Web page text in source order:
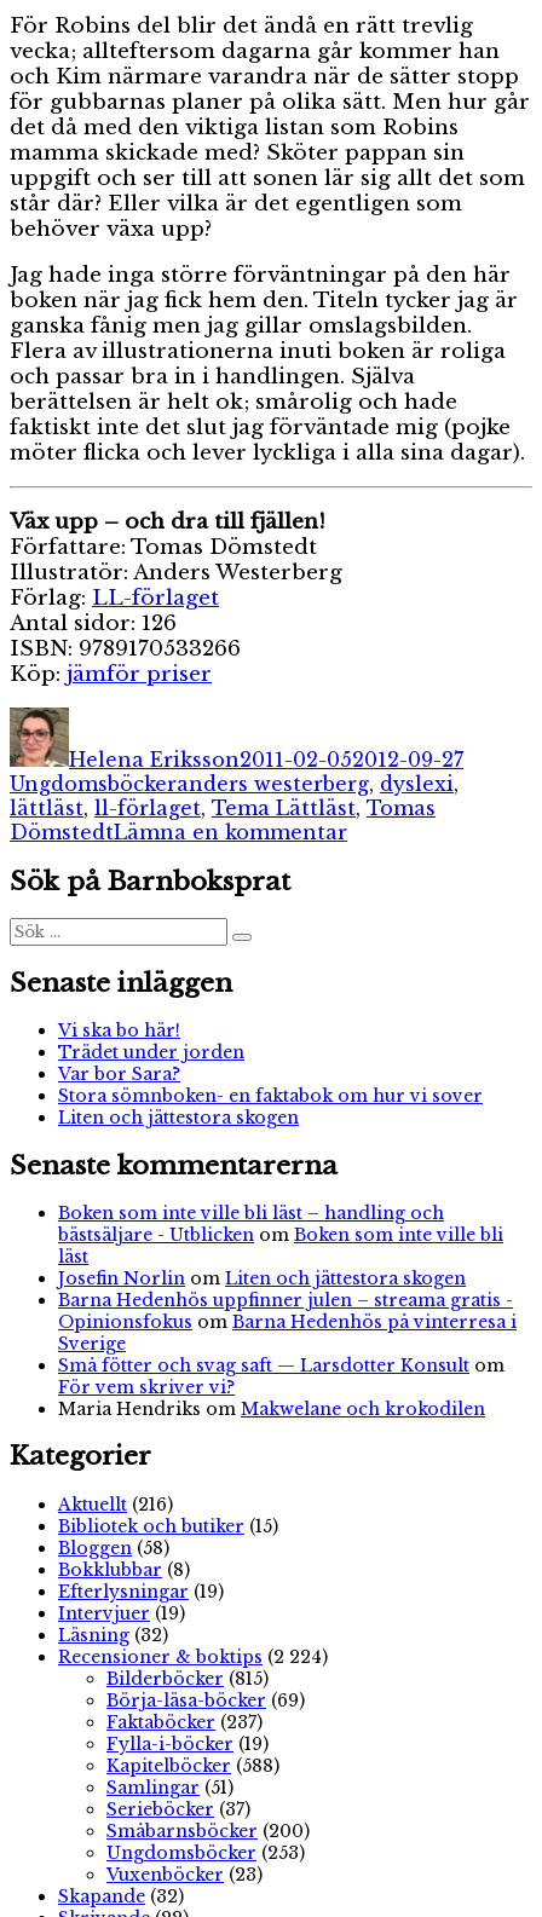
För Robins del blir det ändå en rätt trevlig
vecka; allteftersom dagarna går kommer han
och Kim närmare varandra när de sätter stopp
för gubbarnas planer på olika sätt. Men hur går
det då med den viktiga listan som Robins
mamma skickade med? Sköter pappan sin
uppgift och ser till att sonen lär sig allt det som
står där? Eller vilka är det egentligen som
behöver växa upp?
Jag hade inga större förväntningar på den här
boken när jag fick hem den. Titeln tycker jag är
ganska fånig men jag gillar omslagsbilden.
Flera av illustrationerna inuti boken är roliga
och passar bra in i handlingen. Själva
berättelsen är helt ok; smårolig och hade
faktiskt inte det slut jag förväntade mig (pojke
möter flicka och lever lyckliga i alla sina dagar).
Väx upp – och dra till fjällen!
Författare: Tomas Dömstedt
Illustratör: Anders Westerberg
Förlag: LL-förlaget
Antal sidor: 126
ISBN: 9789170533266
Köp: jämför priser
Författare
Helena Eriksson2011-02-052012-09-27
UngdomsböckerEtiketter
anders westerberg, dyslexi,
lättläst, ll-förlaget, Tema Lättläst, Tomas
DömstedtLämna en kommentartill
Sök på Barnboksprat
Sök
efter:
Sök
Senaste inläggen
Vi ska bo här!
Trädet under jorden
Var bor Sara?
Stora sömnboken- en faktabok om hur vi sover
Liten och jättestora skogen
Senaste kommentarerna
Boken som inte ville bli läst – handling och
bästsäljare - Utblicken om Boken som inte ville bli
läst
Josefin Norlin om Liten och jättestora skogen
Barna Hedenhös uppfinner julen – streama gratis -
Opinionsfokus om Barna Hedenhös på vinterresa i
Sverige
Små fötter och svag saft — Larsdotter Konsult om
För vem skriver vi?
Maria Hendriks om Makwelane och krokodilen
Kategorier
Aktuellt (216)
Bibliotek och butiker (15)
Bloggen (58)
Bokklubbar (8)
Efterlysningar (19)
Intervjuer (19)
Läsning (32)
Recensioner & boktips (2 224)
Bilderböcker (815)
Börja-läsa-böcker (69)
Faktaböcker (237)
Fylla-i-böcker (19)
Kapitelböcker (588)
Samlingar (51)
Serieböcker (37)
Småbarnsböcker (200)
Ungdomsböcker (253)
Vuxenböcker (23)
Skapande (32)